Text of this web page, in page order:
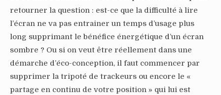
retourner la question : est-ce que la difficulté à lire
l’écran ne va pas entrainer un temps d’usage plus
long supprimant le bénéfice énergétique d’un écran
sombre ? Ou si on veut être réellement dans une
démarche d’éco-conception, il faut commencer par
supprimer la tripoté de trackeurs ou encore le «
partage en continu de votre position » qui lui est